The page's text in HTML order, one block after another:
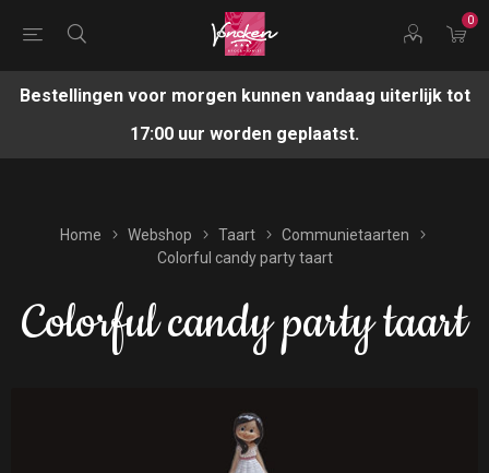
0
Bestellingen voor morgen kunnen vandaag uiterlijk tot
17:00 uur worden geplaatst.
Home Webshop Taart
Communietaarten
Colorful candy party taart
Colorful candy party taart